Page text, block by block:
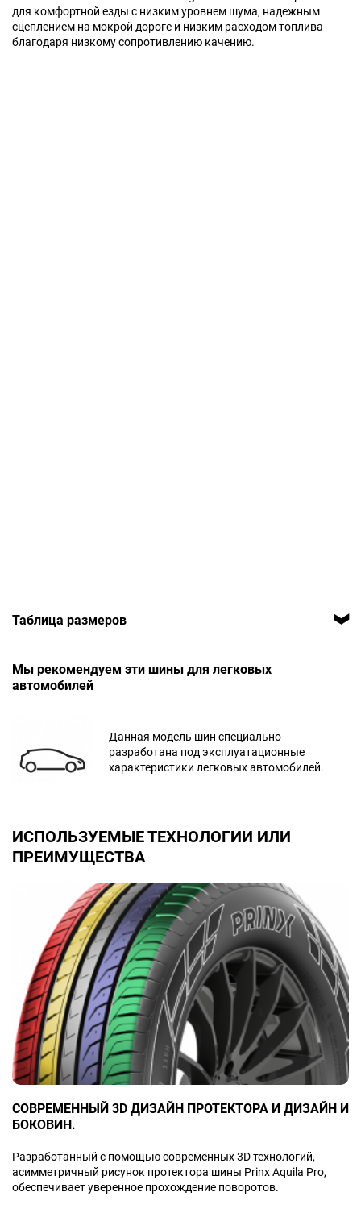
для комфортной езды с низким уровнем шума, надежным
сцеплением на мокрой дороге и низким расходом топлива
благодаря низкому сопротивлению качению.
Таблица размеров
Мы рекомендуем эти шины для легковых
автомобилей
Данная модель шин специально
разработана под эксплуатационные
характеристики легковых автомобилей.
ИСПОЛЬЗУЕМЫЕ ТЕХНОЛОГИИ ИЛИ
ПРЕИМУЩЕСТВА
СОВРЕМЕННЫЙ 3D ДИЗАЙН ПРОТЕКТОРА И ДИЗАЙН И
БОКОВИН.
Разработанный с помощью современных 3D технологий,
асимметричный рисунок протектора шины Prinx Aquila Pro,
обеспечивает уверенное прохождение поворотов.